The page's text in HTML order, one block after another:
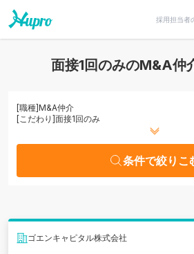
採用担当者
面接1回のみのM&A仲
[職種]M&A仲介
[こだわり]面接1回のみ
条件で絞りこ
ゴエンキャピタル株式会社